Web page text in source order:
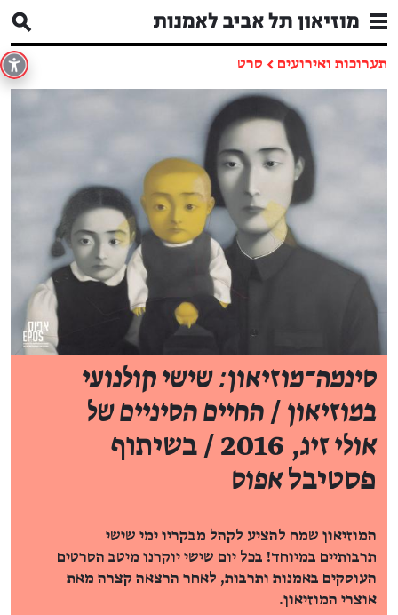
תערוכות ואירועים ← סרט
סינמה־מוזיאון: שישי קולנועי
במוזיאון / החיים הסיניים של
אולי זיג
, 2016 / בשיתוף
פסטיבלאפוס
המוזיאון שמח להציע לקהל מבקריו ימי שישי
תרבותיים במיוחד! בכל יום שישי יוקרנו מיטב הסרטים
העוסקים באמנות ותרבות, לאחר הרצאה קצרה מאת
אוצרי המוזיאון.